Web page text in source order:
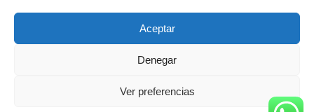
Aceptar
Denegar
Ver preferencias
Diseñador web freelance Guadalajara